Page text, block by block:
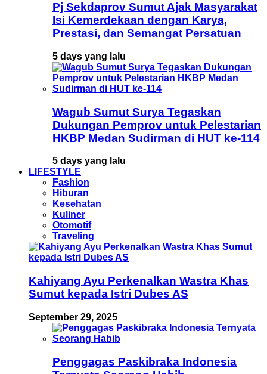
Pj Sekdaprov Sumut Ajak Masyarakat
Isi Kemerdekaan dengan Karya,
Prestasi, dan Semangat Persatuan
5 days yang lalu
Wagub Sumut Surya Tegaskan
Dukungan Pemprov untuk Pelestarian
HKBP Medan Sudirman di HUT ke-114
5 days yang lalu
LIFESTYLE
Fashion
Hiburan
Kesehatan
Kuliner
Otomotif
Traveling
Kahiyang Ayu Perkenalkan Wastra Khas
Sumut kepada Istri Dubes AS
September 29, 2025
Penggagas Paskibraka Indonesia